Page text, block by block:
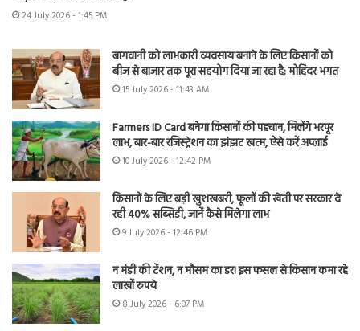
24 July 2026 - 1:45 PM
बागवानी को लाभकारी व्यवसाय बनाने के लिए किसानों को
बीज से बाजार तक पूरा सहयोग दिया जा रहा है: मोहिंदर भगत
15 July 2026 - 11:43 AM
Farmers ID Card बनेगा किसानों की पहचान, मिलेंगे भरपूर
लाभ, बार-बार रजिस्ट्रेशन का झंझट खत्म, ऐसे करें अप्लाई
10 July 2026 - 12:42 PM
किसानों के लिए बड़ी खुशखबरी, फूलों की खेती पर सरकार दे
रही 40% सब्सिडी, जानें कैसे मिलेगा लाभ
9 July 2026 - 12:46 PM
न मंडी की टेंशन, न मौसम का डर! इस फसल से किसान कमा रहे
लाखों रुपये
8 July 2026 - 6:07 PM